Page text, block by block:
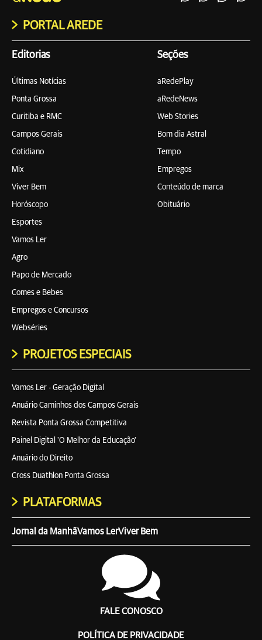
PORTAL AREDE
Editorias
Últimas Notícias
Ponta Grossa
Curitiba e RMC
Campos Gerais
Cotidiano
Mix
Viver Bem
Horóscopo
Esportes
Vamos Ler
Agro
Papo de Mercado
Comes e Bebes
Empregos e Concursos
Webséries
Seções
aRedePlay
aRedeNews
Web Stories
Bom dia Astral
Tempo
Empregos
Conteúdo de marca
Obituário
PROJETOS ESPECIAIS
Vamos Ler - Geração Digital
Anuário Caminhos dos Campos Gerais
Revista Ponta Grossa Competitiva
Painel Digital 'O Melhor da Educação'
Anuário do Direito
Cross Duathlon Ponta Grossa
PLATAFORMAS
Jornal da ManhãVamos LerViver Bem
FALE CONOSCO
POLÍTICA DE PRIVACIDADE